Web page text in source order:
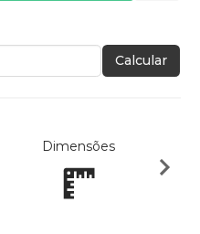
Calcular
Dimensões